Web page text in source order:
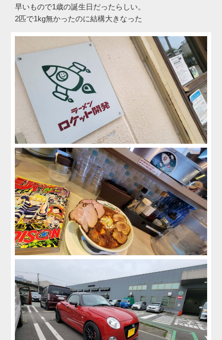
早いもので1歳の誕生日だったらしい。
2匹で1kg無かったのに結構大きなった